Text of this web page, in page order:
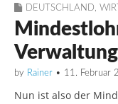
DEUTSCHLAND,
by Rainer • 11. Februar
Nun ist also der